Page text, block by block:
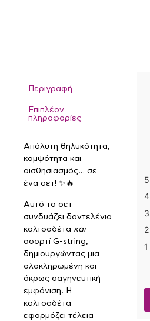
5
4
3
2
1
Περιγραφή
Επιπλέον
πληροφορίες
Απόλυτη θηλυκότητα,
κομψότητα και
αισθησιασμός… σε
ένα σετ! ✨🔥
Αυτό το σετ
συνδυάζει δαντελένια
καλτσοδέτα και
ασορτί G-string,
δημιουργώντας μια
ολοκληρωμένη και
άκρως σαγηνευτική
εμφάνιση. Η
καλτσοδέτα
εφαρμόζει τέλεια